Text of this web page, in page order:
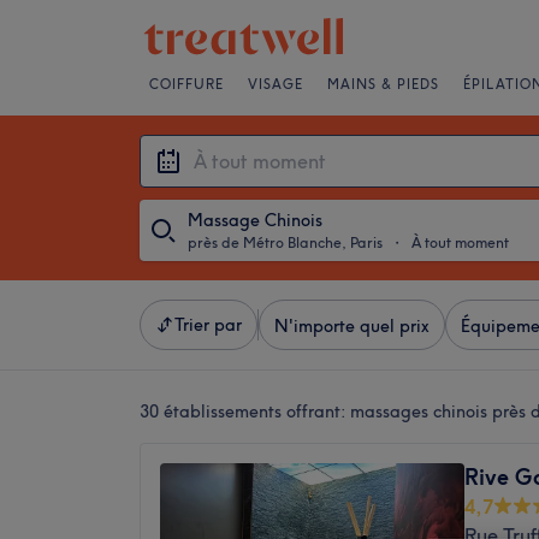
COIFFURE VISAGE MAINS & PIEDS ÉPILATION
Massage Chinois
près de Métro Blanche, Paris ・ À tout moment
Trier par N'importe quel prix
30 établissements offrant: massages chinois près
Rive
4,7